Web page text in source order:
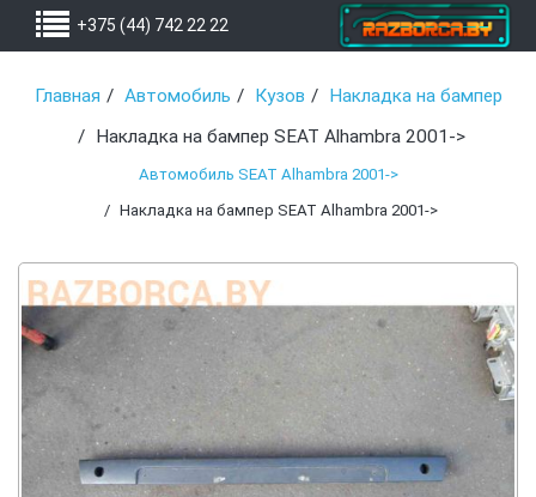
+375 (44) 742 22 22
Главная Автомобиль Кузов
Накладка на бампер
Накладка на бампер SEAT Alhambra 2001->
Автомобиль SEAT Alhambra 2001->
Накладка на бампер SEAT Alhambra 2001->